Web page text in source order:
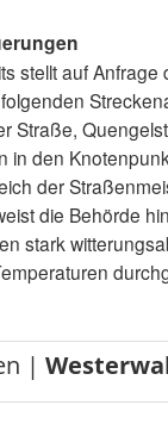
stellt auf
Straße,
in den
der
die Behörde
stark
|